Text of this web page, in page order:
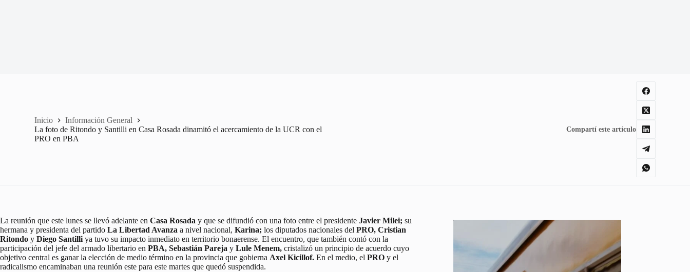
Inicio
Información General
La foto de Ritondo y Santilli en Casa Rosada dinamitó el acercamiento de la UCR con el
PRO en PBA
Compartí este artículo
La reunión que este lunes se llevó adelante en Casa Rosada y que se difundió con una foto entre el presidente Javier Milei; su
hermana y presidenta del partido La Libertad Avanza a nivel nacional, Karina; los diputados nacionales del PRO, Cristian
Ritondo y Diego Santilli ya tuvo su impacto inmediato en territorio bonaerense. El encuentro, que también contó con la
participación del jefe del armado libertario en PBA, Sebastián Pareja y Lule Menem, cristalizó un principio de acuerdo cuyo
objetivo central es ganar la elección de medio término en la provincia que gobierna Axel Kicillof. En el medio, el PRO y el
radicalismo encaminaban una reunión este para este martes que quedó suspendida.